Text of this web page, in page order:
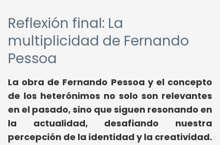
Reflexión final: La
multiplicidad de Fernando
Pessoa
La obra de Fernando Pessoa y el concepto
de los heterónimos no solo son relevantes
en el pasado, sino que siguen resonando en
la actualidad, desafiando nuestra
percepción de la identidad y la creatividad.